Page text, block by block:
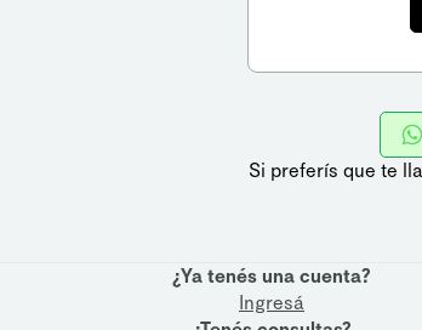
Si preferís que te
¿Ya tenés una cuenta?
Ingresá